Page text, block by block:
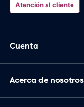
Atención al cliente
Cuenta
Acerca de nosotros